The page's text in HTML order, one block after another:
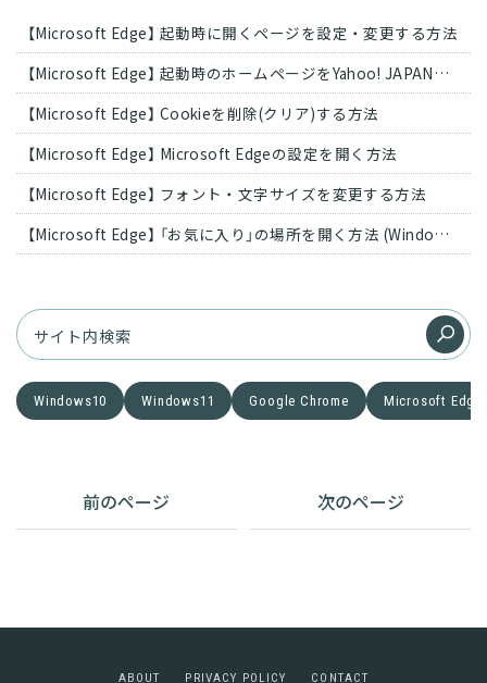
【Microsoft Edge】 起動時に開くページを設定・変更する方法
【Microsoft Edge】 起動時のホームページをYahoo! JAPANに変更する方法
【Microsoft Edge】 Cookieを削除(クリア)する方法
【Microsoft Edge】 Microsoft Edgeの設定を開く方法
【Microsoft Edge】 フォント・文字サイズを変更する方法
【Microsoft Edge】 「お気に入り」の場所を開く方法 (Windows11)
Windows10 Windows11 Google Chrome Microsoft Edge
前のページ 次のページ
AB O UT P RIVACY PO LI CY C O NTACT